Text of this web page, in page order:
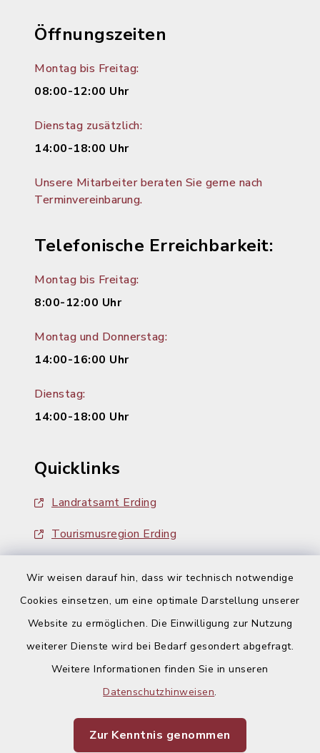
Wir weisen darauf hin, dass wir technisch notwendige
Cookies einsetzen, um eine optimale Darstellung unserer
Website zu ermöglichen. Die Einwilligung zur Nutzung
weiterer Dienste wird bei Bedarf gesondert abgefragt.
Weitere Informationen finden Sie in unseren
Datenschutzhinweisen.
Zur Kenntnis genommen
Öffnungszeiten
Montag bis Freitag:
08:00-12:00 Uhr
Dienstag zusätzlich:
14:00-18:00 Uhr
Unsere Mitarbeiter beraten Sie gerne nach
Terminvereinbarung.
Telefonische Erreichbarkeit:
Montag bis Freitag:
8:00-12:00 Uhr
Montag und Donnerstag:
14:00-16:00 Uhr
Dienstag:
14:00-18:00 Uhr
Quicklinks
Landratsamt Erding
Tourismusregion Erding
Kontakt
Datenschutz